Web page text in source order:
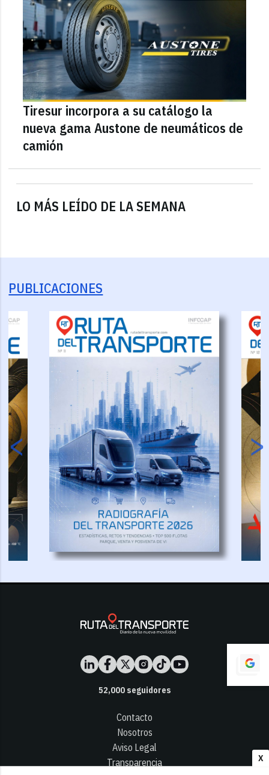
X
LO MÁS LEÍDO DE LA SEMANA
Tiresur incorpora a su catálogo la
nueva gama Austone de neumáticos de
camión
PUBLICACIONES
52,000seguidores
Contacto
Nosotros
Aviso Legal
Transparencia